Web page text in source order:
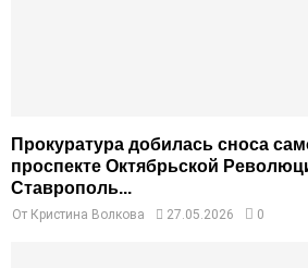
Прокуратура добилась сноса
проспекте Октябрьской
Ставрополь...
От Кристина Волкова 27.05.2026 0